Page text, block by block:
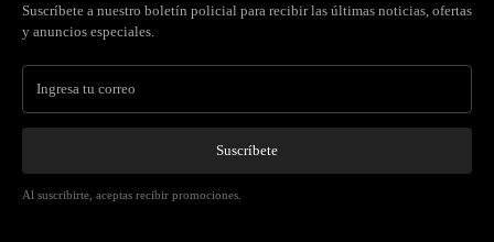
Suscríbete a nuestro boletín policial para recibir las últimas noticias, ofertas
y anuncios especiales.
Suscríbete
Al suscribirte, aceptas recibir promociones.